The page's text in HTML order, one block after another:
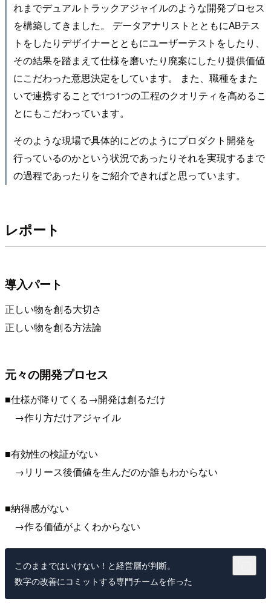
れまでデュアルトラックアジャイルのような開発プロセス
を構築してきました。 データアナリストとともにABテス
トをしたりデザイナーとともにユーザーテストをしたり、
その結果を踏まえて仕様を磨いたり廃案にしたり提供価値
にこだわった意思決定をしています。 また、職種をまた
いで連携することで1つ1つの工程のクオリティを高めるこ
とにもこだわっています。
そのような現場で具体的にどのようにプロダクト開発を
行っているのかという状況であったりそれを実現するまで
の過程であったりをご紹介できればと思っています。
レポート
導入パート
正しい物を創る大切さ
正しい物を創る方法論
元々の開発プロセス
■仕様が降りてくる→開発は創るだけ
→作り方だけアジャイル
■有効性の検証がない
→リリース後価値を生んだのか誰もわからない
■納得感がない
→作る価値がよくわからない
このままではいけない！と経営層が判断。